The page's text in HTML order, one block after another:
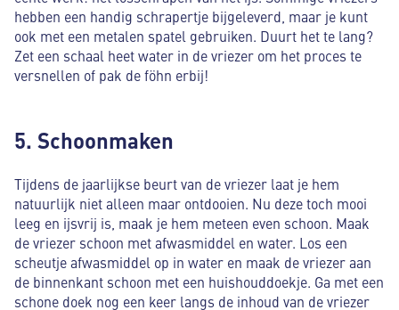
hebben een handig schrapertje bijgeleverd, maar je kunt
ook met een metalen spatel gebruiken. Duurt het te lang?
Zet een schaal heet water in de vriezer om het proces te
versnellen of pak de föhn erbij!
5. Schoonmaken
Tijdens de jaarlijkse beurt van de vriezer laat je hem
natuurlijk niet alleen maar ontdooien. Nu deze toch mooi
leeg en ijsvrij is, maak je hem meteen even schoon. Maak
de vriezer schoon met afwasmiddel en water. Los een
scheutje afwasmiddel op in water en maak de vriezer aan
de binnenkant schoon met een huishouddoekje. Ga met een
schone doek nog een keer langs de inhoud van de vriezer